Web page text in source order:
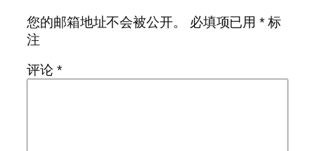
您的邮箱地址不会被公开。
必填项已用* 标
注
评论 *